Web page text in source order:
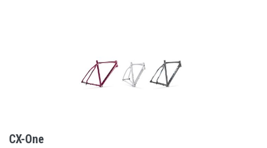
CX-One